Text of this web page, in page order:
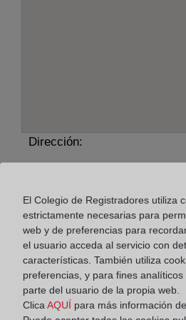
Dirección:
Horario:
De lunes a viernes de 09:00
Agosto: De lunes a viernes
Los días 24 y 31 de
horas
El Colegio de Registradores utiliza
estrictamente necesarias para
web y de preferencias para
el usuario acceda al servicio con
características. También utiliza
preferencias, y para fines
parte del usuario de la propia web.
Clica AQUÍ para más información